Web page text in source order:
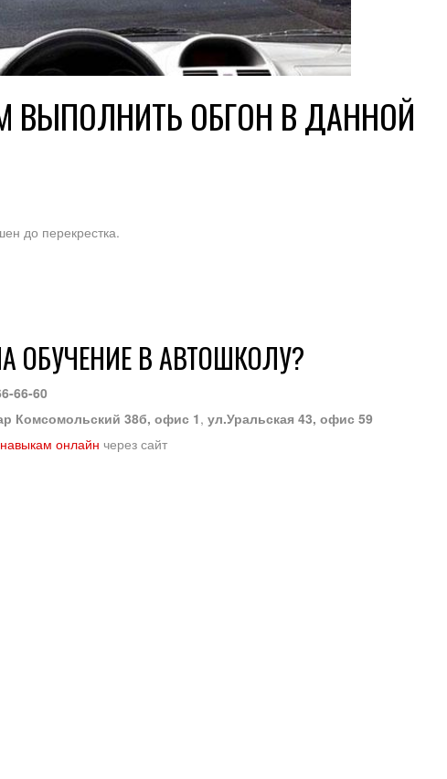
ВЫПОЛНИТЬ ОБГОН В ДАННОЙ
до перекрестка.
ОБУЧЕНИЕ В АВТОШКОЛУ?
66-60
Комсомольский 38б, офис 1, ул.Уральская 43, офис 59
онлайн через сайт